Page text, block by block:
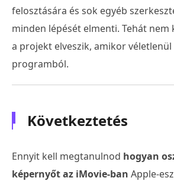
felosztására és sok egyéb
minden lépését elmenti. Tehát nem
a projekt elveszik, amikor véletlenül
programból.
Következtetés
Ennyit kell megtanulnod hogyan
képernyőt az iMovie-ban Apple-